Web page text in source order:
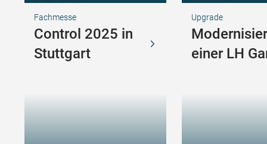
Fachmesse
Control 2025 in
Stuttgart
Upgrade
einer LH